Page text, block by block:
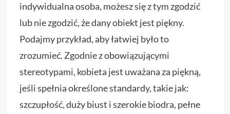
indywidualna osoba, możesz się z tym zgodzić
lub nie zgodzić, że dany obiekt jest piękny.
Podajmy przykład, aby łatwiej było to
zrozumieć. Zgodnie z obowiązującymi
stereotypami, kobieta jest uważana za piękną,
jeśli spełnia określone standardy, takie jak:
szczupłość, duży biust i szerokie biodra, pełne